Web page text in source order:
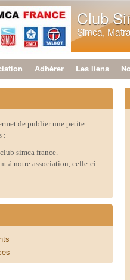
Club
Simca,
Adhérer Les liens
de publier une petite
:
simca france.
à notre association, celle-ci